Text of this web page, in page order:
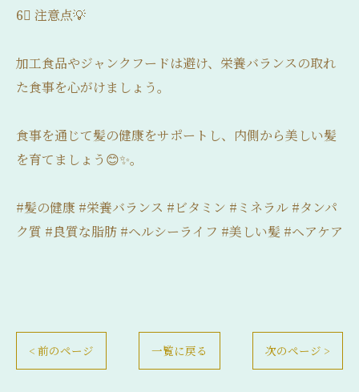
6⃣ 注意点💡
加工食品やジャンクフードは避け、栄養バランスの取れ
た食事を心がけましょう。
食事を通じて髪の健康をサポートし、内側から美しい髪
を育てましょう😊✨。
#髪の健康 #栄養バランス #ビタミン #ミネラル #タンパ
ク質 #良質な脂肪 #ヘルシーライフ #美しい髪 #ヘアケア
< 前のページ 一覧に戻る 次のページ >